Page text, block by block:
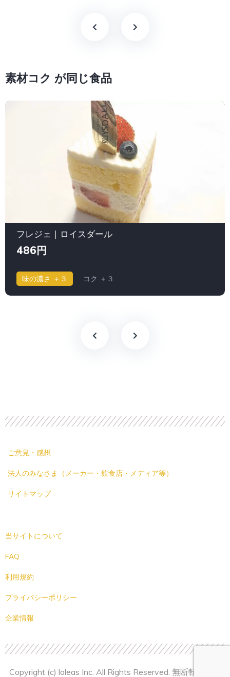
素材コク が同じ食品
フレジェ｜ロイスダール
486円
味の濃さ ＋３ コク ＋３
ご意見・感想
法人のみなさま（メーカー・飲食店・メディア等）
サイトマップ
当サイトについて
FAQ
利用規約
プライバシーポリシー
企業情報
Copyright (c) loleas Inc. All Rights Reserved. 無断転載禁止